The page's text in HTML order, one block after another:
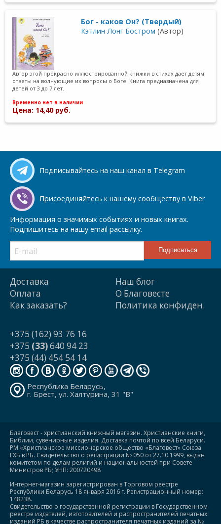
Бог - каков Он? (Твердый)
Кэтлин Лонг Бостром (Автор)
Автор этой прекрасно иллюстрированной книжки в стихах дает детям
ответы на волнующие их вопросы о Боге. Книга предназначена для
детей от 3 до 7 лет.
Временно нет в наличии
Цена: 14,40 руб.
Подписывайтесь на наш канал в Telegram
Присоединяйтесь к нашему сообществу в Viber
Информация о значимых событиях и новых книгах.
Подпишитесь на нашу email рассылку.
Доставка
Оплата
Как заказать?
Наш блог
О Благовесте
Политика конфиден.
+375 (162) 93 76 16
+375 (33)640 94 23
+375 (44) 454 54 14
Республика Беларусь,
г. Брест, ул. Халтурина, 31 "В"
Благовест - христианский книжный магазин. Христианские книги,
Библии, сувенирные изделия. Доставка почтой по всей Беларуси.
РМ «Христианское миссионерское общество «Благовест» Союза
ЕХБ в РБ. Свидетельство о регистрации № 050 от 27.10.1999, выдан
комитетом по делам религий и национальностей при Совете
Министров РБ; УНП: 200720498
Интернет-магазин зарегистрирован в Торговом реестре
Республики Беларусь 18 января 2016 г. Регистрационный номер:
148238.
Свидетельство о государственной регистрации в Государственном
реестре издателей, изготовителей и распространителей печатных
изданий РБ в качестве распространителя печатных изданий за №